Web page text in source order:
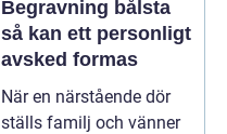
Begravning bålsta
så kan ett personligt
avsked formas
När en närstående dör
ställs familj och vänner